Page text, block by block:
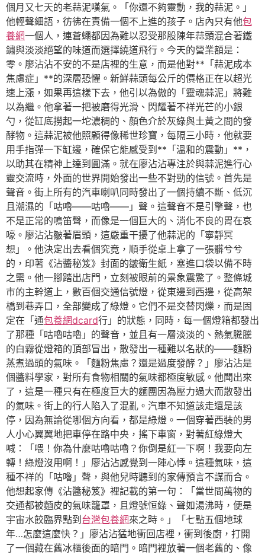
個月又七天的老蒜泥嘆氣。「你還不夠靈動，我的蒜泥。」
他輕聲細語，彷彿在責備一個不上進的孩子。店內只有他包
養網一個人，連蒼蠅都因為難以忍受那股陳年蒜頭混合著鐵
鏽與淡淡絕望的味道而選擇繞道飛行。今天的營業額是：
零。廖沾沾不安的不是店裡的生意，而是他對**「蒜泥成本
焦慮症」**的深層恐懼。新鮮蒜頭每公斤的價格正在以超光
速上漲，如果再這樣下去，他引以為傲的「靈魂蒜泥」將難
以為繼。他拿著一把被磨得光滑、閃耀著不祥光芒的小銀
勺，從缸底撈起一坨濃稠的、顏色介於灰綠與土黃之間的發
酵物。這蒜泥被他照顧得像稀世珍寶，每隔三小時，他就要
用手指彈一下缸邊，確保它能感受到**「溫和的震動」**，
以助其在精神上達到圓滿。就在廖沾沾專注於與蒜泥進行心
靈交流時，外面的世界開始發出一些不對勁的信號。首先是
聲音。街上所有的汽車喇叭同時發出了一個持續不斷、低沉
且潮濕的「咕嚕——咕嚕——」聲。這聲音不是引擎聲，也
不是正常的鳴笛聲，而像是一個巨大的、消化不良的胃在哀
嚎。廖沾沾皺著眉頭，這嚴重干擾了他蒜泥的「寧靜冥
想」。他決定出去看個究竟，順手從桌上拿了一張髒兮兮
的，印著《沾醬秘笈》封面的皺衛生紙，塞進口袋以備不時
之需。他一腳踏出店門，立刻被眼前的景象震驚了。整條城
市的主幹道上，數百個交通信號燈，從東邊到西邊，從高架
橋到巷弄口，全部變成了綠燈。它們不是交替閃爍，而是固
定在「通包養網dcard行」的狀態，同時，每一個燈箱都發出
了那種「咕嚕咕嚕」的聲音，並且有一層淡淡的、熱氣騰騰
的白霧從燈箱的頂部冒出，散發出一種難以名狀的——麵粉
蒸煮過頭的氣味。「麵粉焦慮？還是過度發酵？」廖沾沾是
個醬料學家，對所有食物相關的氣味都極度敏感。他聞出來
了，這是一種只有在極度巨大的麵團因為壓力過大而散發出
的氣味。街上的行人陷入了混亂。汽車不知道該走還是該
停，因為無論從哪個方向看，都是綠燈。一個穿著西裝的男
人小心翼翼地把車停在路中央，搖下車窗，對著紅綠燈大
喊：「喂！你為什麼咕嚕咕嚕？你倒是紅一下啊！我要向左
轉！綠燈沒用啊！」廖沾沾感覺到一陣心悸。這種氣味，這
種不祥的「咕嚕」聲，與他兒時聽到的家傳預言不謀而合。
他想起家傳《沾醬秘笈》裡記載的第一句：「當世間萬物的
交通都被麵皮的氣味籠罩，且燈號恒綠、聲如湯沸時，便是
宇宙水餃臨界點到 台灣包養網來之時。」「七點五個地球
年…怎麼這麼快？」廖沾沾猛地衝回店裡，衝到後廚，打開
了一個藏在舊冰櫃後面的暗門。暗門裡放著一個老舊的、像